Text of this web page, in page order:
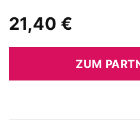
21,40 €
ZUM